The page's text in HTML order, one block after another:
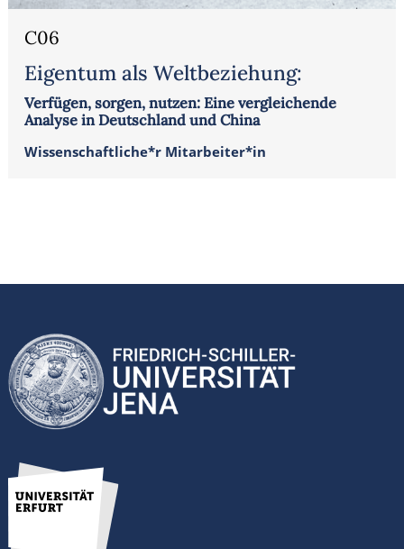
C06
Eigentum als Weltbeziehung:
Verfügen, sorgen, nutzen: Eine vergleichende
Analyse in Deutschland und China
Wissenschaftliche*r Mitarbeiter*in